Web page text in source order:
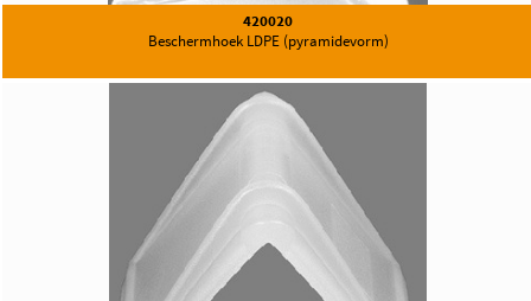
420020
Beschermhoek LDPE (pyramidevorm)